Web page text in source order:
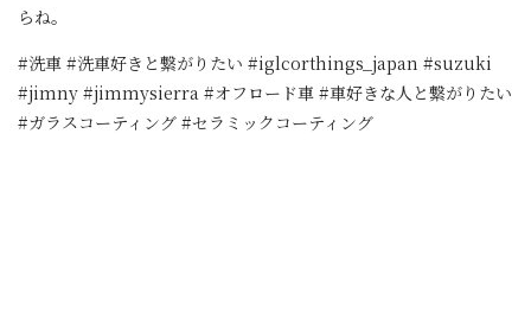
らね。
#洗車 #洗車好きと繋がりたい #iglcorthings_japan #suzuki
#jimny #jimmysierra #オフロード車 #車好きな人と繋がりたい
#ガラスコーティング #セラミックコーティング